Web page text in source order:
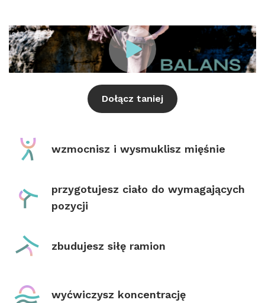
Dołącz taniej
wzmocnisz i wysmuklisz mięśnie
przygotujesz ciało do wymagających
pozycji
zbudujesz siłę ramion
wyćwiczysz koncentrację